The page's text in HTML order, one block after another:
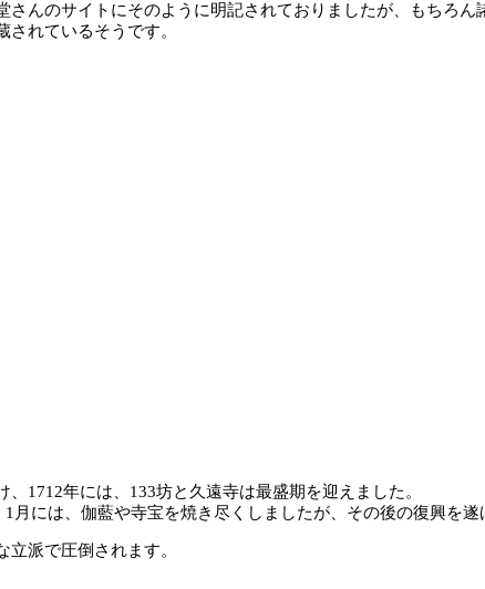
さんのサイトにそのように明記されておりましたが、もちろん
れているそうです。
1712年には、133坊と久遠寺は最盛期を迎えました。
月には、伽藍や寺宝を焼き尽くしましたが、その後の復興を遂
派で圧倒されます。